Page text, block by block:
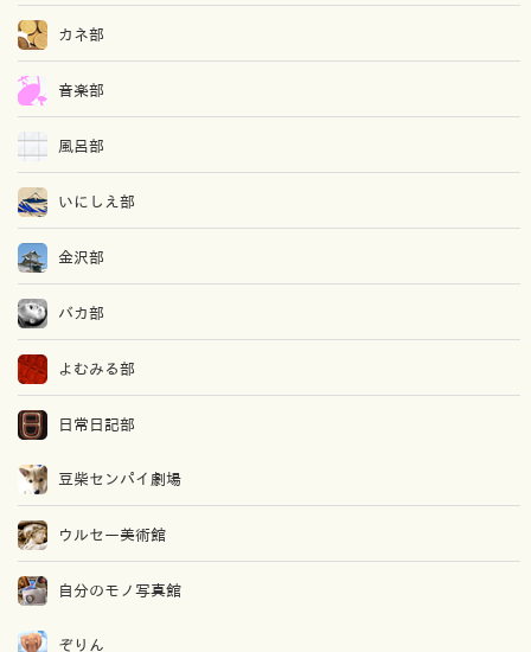
カネ部
音楽部
風呂部
いにしえ部
金沢部
バカ部
よむみる部
日常日記部
豆柴センパイ劇場
ウルセー美術館
自分のモノ写真館
ぞりん